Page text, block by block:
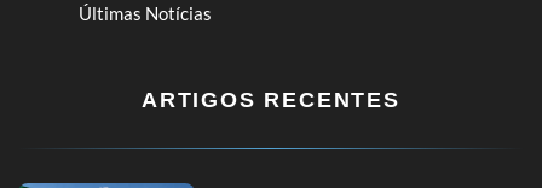
Últimas Notícias
ARTIGOS RECENTES